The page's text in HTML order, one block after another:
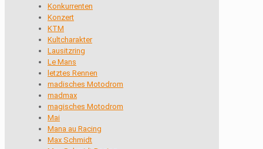
Konkurrenten
Konzert
KTM
Kultcharakter
Lausitzring
Le Mans
letztes Rennen
madisches Motodrom
madmax
magisches Motodrom
Mai
Mana au Racing
Max Schmidt